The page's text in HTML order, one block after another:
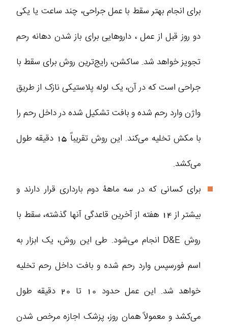
برای انجام بهتر سقط با عمل جراحی، چند ساعت یا یکی
دو روز قبل از عمل ، داروهایی برای باز شدن دهانه رحم
تجویز خواهد شد. ساکشن، رایج‌ترین روش برای سقط با
جراحی است که در آن، یک لوله پلاستیکی نازک از طریق
واژن وارد رحم شده و بافت تشکیل شده در داخل رحم را
با مکش تخلیه می‌کند. این روش تقریباً 15 دقیقه طول
می‌کشد.
برای کسانی که در سه ماهۀ دوم بارداری قرار دارند و
بیشتر از 14 هفته از آخرین قاعدگی آنها گذشته، سقط با
روش D&E انجام می‌شود. طی این روش، یک ابزار به
اسم فورسپس وارد رحم شده و بافت داخل رحم تخلیه
خواهد شد. این عمل حدود 10 تا 20 دقیقه طول
می‌کشد و معمولاً همان روز، پزشک اجازه مرخص شدن